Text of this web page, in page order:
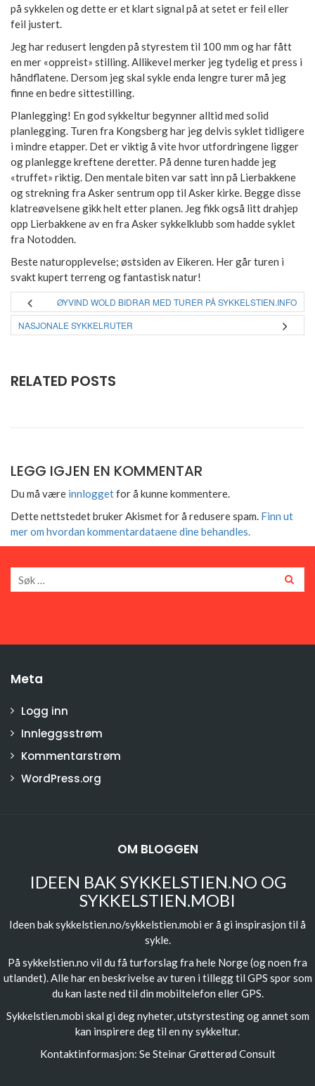
på sykkelen og dette er et klart signal på at setet er feil eller
feil justert.
Jeg har redusert lengden på styrestem til 100 mm og har fått
en mer «oppreist» stilling. Allikevel merker jeg tydelig et press i
håndflatene. Dersom jeg skal sykle enda lengre turer må jeg
finne en bedre sittestilling.
Planlegging! En god sykkeltur begynner alltid med solid
planlegging. Turen fra Kongsberg har jeg delvis syklet tidligere
i mindre etapper. Det er viktig å vite hvor utfordringene ligger
og planlegge kreftene deretter. På denne turen hadde jeg
«truffet» riktig. Den mentale biten var satt inn på Lierbakkene
og strekning fra Asker sentrum opp til Asker kirke. Begge disse
klatreøvelsene gikk helt etter planen. Jeg fikk også litt drahjep
opp Lierbakkene av en fra Asker sykkelklubb som hadde syklet
fra Notodden.
Beste naturopplevelse; østsiden av Eikeren. Her går turen i
svakt kupert terreng og fantastisk natur!
ØYVIND WOLD BIDRAR MED TURER PÅ SYKKELSTIEN.INFO
NASJONALE SYKKELRUTER
RELATED POSTS
LEGG IGJEN EN KOMMENTAR
Du må være innloggetfor å kunne kommentere.
Dette nettstedet bruker Akismet for å redusere spam. Finn ut
mer om hvordan kommentardataene dine behandles.
Meta
Logg inn
Innleggsstrøm
Kommentarstrøm
WordPress.org
OM BLOGGEN
IDEEN BAK SYKKELSTIEN.NO OG
SYKKELSTIEN.MOBI
Ideen bak sykkelstien.no/sykkelstien.mobi er å gi inspirasjon til å
sykle.
På sykkelstien.no vil du få turforslag fra hele Norge (og noen fra
utlandet). Alle har en beskrivelse av turen i tillegg til GPS spor som
du kan laste ned til din mobiltelefon eller GPS.
Sykkelstien.mobi skal gi deg nyheter, utstyrstesting og annet som
kan inspirere deg til en ny sykkeltur.
Kontaktinformasjon: SeSteinar Grøtterød Consult